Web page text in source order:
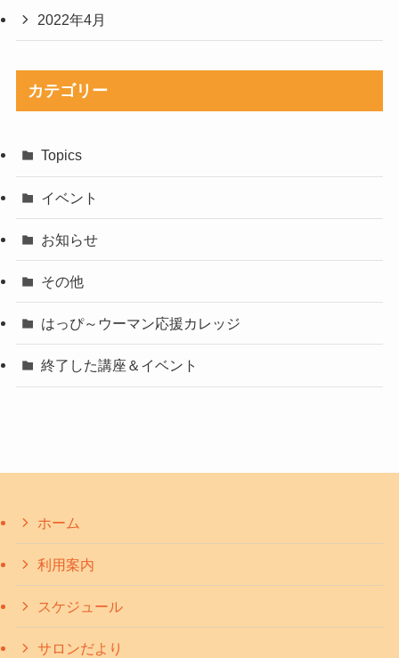
2022年4月
カテゴリー
Topics
イベント
お知らせ
その他
はっぴ～ウーマン応援カレッジ
終了した講座＆イベント
ホーム
利用案内
スケジュール
サロンだより